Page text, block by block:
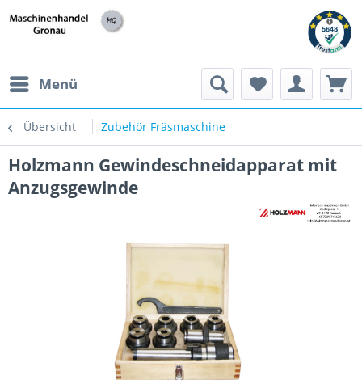
Menü
Übersicht Zubehör Fräsmaschine
Holzmann Gewindeschneidapparat mit
Anzugsgewinde